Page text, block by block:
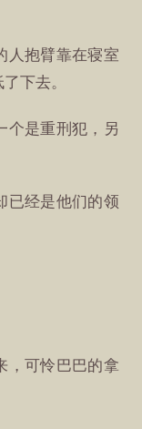
人抱臂靠在寝室
下去。
个是重刑犯，另
已经是他们的领
，可怜巴巴的拿